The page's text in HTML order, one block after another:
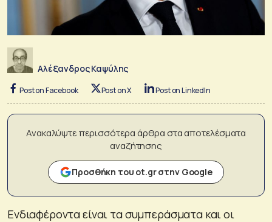
Αλέξανδρος Καψύλης
Post on Facebook Post on X Post on LinkedIn
Ανακαλύψτε περισσότερα άρθρα στα αποτελέσματα
αναζήτησης
Προσθήκη του ot.gr στην Google
Ενδιαφέροντα είναι τα συμπεράσματα και οι